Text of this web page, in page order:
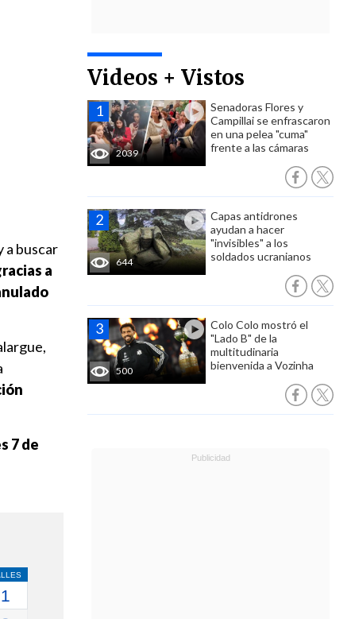
Videos + Vistos
2039
Senadoras Flores y
Campillai se enfrascaron
en una pelea "cuma"
frente a las cámaras
644
Capas antidrones
ayudan a hacer
"invisibles" a los
soldados ucranianos
500
Colo Colo mostró el
"Lado B" de la
multitudinaria
bienvenida a Vozinha
a buscar
a
7 de